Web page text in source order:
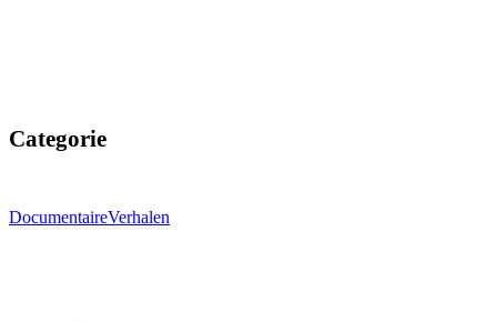
Categorie
DocumentaireVerhalen